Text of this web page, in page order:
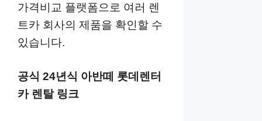
가격비교 플랫폼으로 여러 렌
트카 회사의 제품을 확인할 수
있습니다.
공식 24년식 아반떼 롯데렌터
카 렌탈 링크